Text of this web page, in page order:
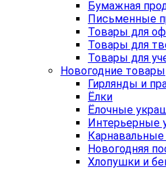
Бумажная
Письменные
Товары для
Товары для
Товары для
Новогодние товары
Гирлянды и
Ёлки
Ёлочные
Интерьерные
Новогодняя
Хлопушки и